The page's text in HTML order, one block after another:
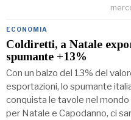
ECONOMIA
Coldiretti, a Natale
spumante +13%
Con un balzo del 13% del
esportazioni, lo spumante
conquista le tavole nel mondo
per Natale e Capodanno, ci